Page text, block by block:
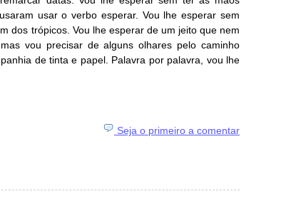
usar o verbo esperar. Vou lhe esperar sem
dos trópicos. Vou lhe esperar de um jeito que nem
vou precisar de alguns olhares pelo caminho
de tinta e papel. Palavra por palavra, vou lhe
Seja o primeiro a comentar